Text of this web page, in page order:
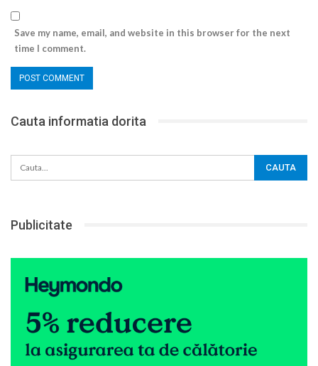
Save my name, email, and website in this browser for the next
time I comment.
Cauta informatia dorita
Publicitate